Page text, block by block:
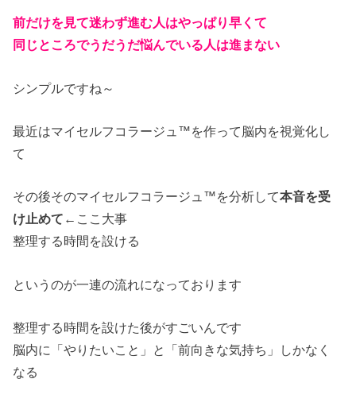
前だけを見て迷わず進む人はやっぱり早くて
同じところでうだうだ悩んでいる人は進まない
シンプルですね～
最近はマイセルフコラージュ™を作って脳内を視覚化し
て
その後そのマイセルフコラージュ™を分析して本音を受
け止めて ←ここ大事
整理する時間を設ける
というのが一連の流れになっております
整理する時間を設けた後がすごいんです
脳内に「やりたいこと」と「前向きな気持ち」しかなく
なる